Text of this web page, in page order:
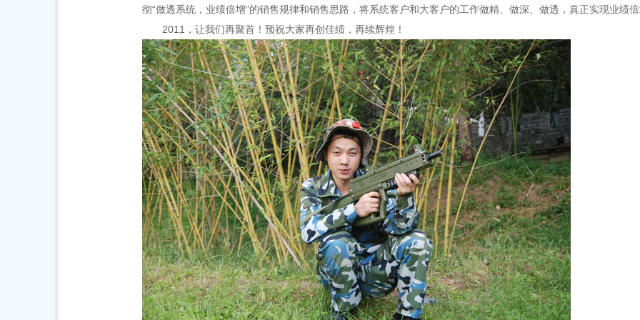
彻“做透系统，业绩倍增”的销售规律和销售思路，将系统客户和大客户的工作做精、做深、做透，真正实现业绩
2011， 让我们再聚首！预祝大家再创佳绩，再续辉煌！